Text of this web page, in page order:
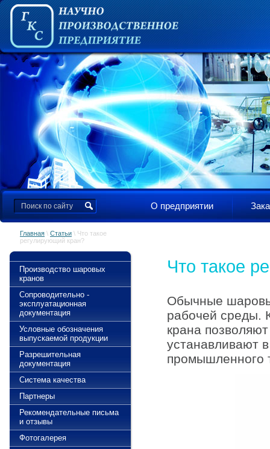
О предприятии
Главная \ Статьи \ Что такое
регулирующий кран?
Производство шаровых
кранов
Сопроводительно -
эксплуатационная
документация
Условные обозначения
выпускаемой продукции
Разрешительная
документация
Система качества
Партнеры
Рекомендательные письма
и отзывы
Фотогалерея
Что такое
Обычные
рабочей среды.
крана
устанавливают
промышленного